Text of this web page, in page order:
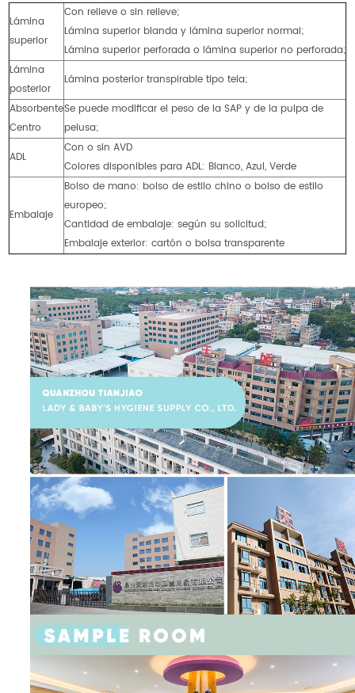
Lámina
superior
Con relieve o sin relieve;
Lámina superior blanda y lámina superior normal;
Lámina superior perforada o lámina superior no perforada;
Lámina
posterior
Lámina posterior transpirable tipo tela;
Absorbente
Centro
Se puede modificar el peso de la SAP y de la pulpa de
pelusa;
ADL
Con o sin AVD
Colores disponibles para ADL: Blanco, Azul, Verde
Embalaje
Bolso de mano: bolso de estilo chino o bolso de estilo
europeo;
Cantidad de embalaje: según su solicitud;
Embalaje exterior: cartón o bolsa transparente